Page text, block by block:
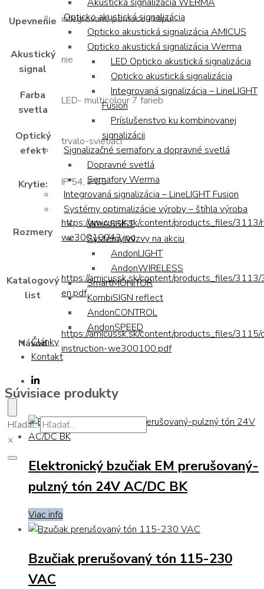
Opticko akustická signalizácia
Opticko akustická signalizácia AMICUS
Opticko akustická signalizácia Werma
LED Opticko akustická signalizácia
Opticko akustická signalizácia
Integrovaná signalizácia – LineLIGHT
Fusion
Príslušenstvo ku kombinovanej
signalizácii
Signalizačné semafory a dopravné svetlá
Dopravné svetlá
Semafory Werma
Integrovaná signalizácia – LineLIGHT Fusion
Systémy optimalizácie výroby – štíhla výroba
WeASSIST
Systémy výzvy na akciu
AndonLIGHT
AndonWIRELESS
SmartMONITOR
KombiSIGN reflect
AndonCONTROL
AndonSPEED
Články
Kontakt
Hľadať...
×
Upevnenie integrované pomocou klipu
Akustický
signal
nie
Farba
svetla
LED- multicolour 7 farieb
Optický
efekt
trvalo-svietiaci
Krytie: IP 54, IP65
Rozmery
https://amicussk.sk/content/products_files/
we30010043.jpg
Katalogový
list
https://amicussk.sk/content/products_files/
en.pdf
Návod
https://amicussk.sk/content/products_files/
instruction-we300100.pdf
Súvisiace produkty
Elektronický bzučiak EM prerušovaný-
pulzný tón 24V AC/DC BK
Viac info
Bzučiak prerušovaný tón 115-230
VAC